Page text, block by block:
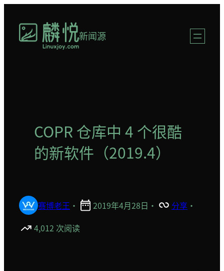
新闻源
COPR 仓库中 4 个很酷
的新软件（2019.4）
赛博老王 · 2019年4月28日 · 分享 ·
4,012 次阅读